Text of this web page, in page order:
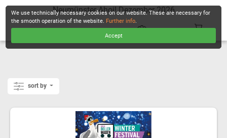
Neumünster Ahoi! Dezember 2026
sort by
We use technically necessary cookies on our website. These are necessary for
the smooth operation of the website. Further info.
Accept